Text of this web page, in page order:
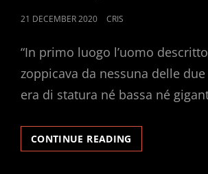
POSTED
21 DECEMBER 2020 CRIS
“In primo luogo l’uomo
zoppicava da nessuna delle
era di statura né bassa né
CONTINUE READING
GATTI